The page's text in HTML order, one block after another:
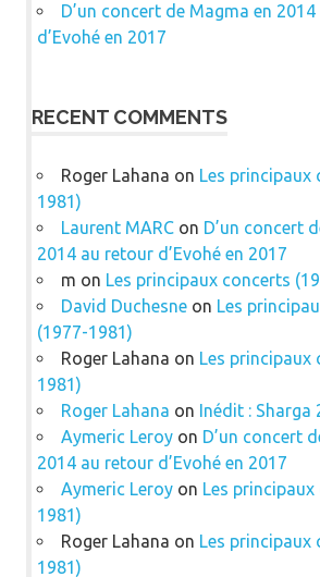
D’un concert de Magma en
d’Evohé en 2017
RECENT COMMENTS
Roger Lahana on Les principaux
1981)
Laurent MARCon D’un concert
2014 au retour d’Evohé en 2017
m on Les principaux concerts
David Duchesneon Les
(1977-1981)
Roger Lahana on Les principaux
1981)
Roger Lahana on Inédit : Sharga
Aymeric Leroyon D’un concert
2014 au retour d’Evohé en 2017
Aymeric Leroyon Les
1981)
Roger Lahana on Les principaux
1981)